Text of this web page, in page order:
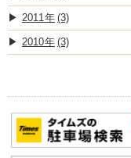
2011 (3)
2010 (3)